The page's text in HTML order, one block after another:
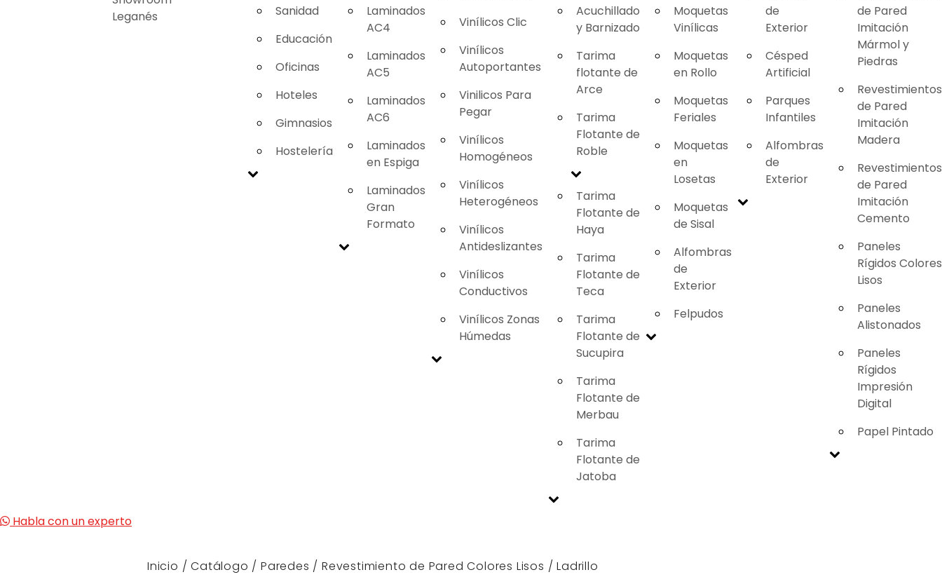
Leganés
Sanidad
Educación
Oficinas
Hoteles
Gimnasios
Hostelería
Laminados
AC4
Laminados
AC5
Laminados
AC6
Laminados
en Espiga
Laminados
Gran
Formato
Vinílicos Clic
Vinílicos
Autoportantes
Vinilicos Para
Pegar
Vinílicos
Homogéneos
Vinílicos
Heterogéneos
Vinílicos
Antideslizantes
Vinílicos
Conductivos
Vinílicos Zonas
Húmedas
Acuchillado
y Barnizado
Tarima
flotante de
Arce
Tarima
Flotante de
Roble
Tarima
Flotante de
Haya
Tarima
Flotante de
Teca
Tarima
Flotante de
Sucupira
Tarima
Flotante de
Merbau
Tarima
Flotante de
Jatoba
Moquetas
Vinílicas
Moquetas
en Rollo
Moquetas
Feriales
Moquetas
en
Losetas
Moquetas
de Sisal
Alfombras
de
Exterior
Felpudos
de
Exterior
Césped
Artificial
Parques
Infantiles
Alfombras
de
Exterior
de Pared
Imitación
Mármol y
Piedras
Revestimientos
de Pared
Imitación
Madera
Revestimientos
de Pared
Imitación
Cemento
Paneles
Rígidos Colores
Lisos
Paneles
Alistonados
Paneles
Rígidos
Impresión
Digital
Papel Pintado
Habla con un experto
Inicio /Catálogo /Paredes /Revestimiento de Pared Colores Lisos / Ladrillo